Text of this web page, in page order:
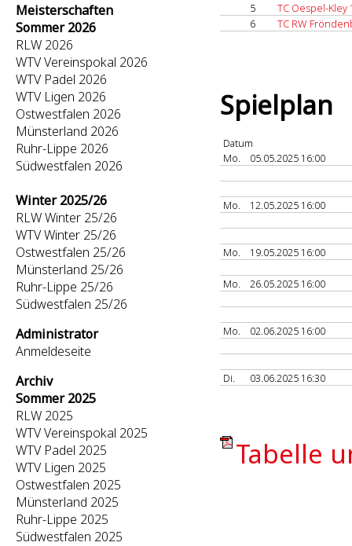
Meisterschaften
Sommer 2026
RLW 2026
WTV Vereinspokal 2026
WTV Padel 2026
WTV Ligen 2026
Ostwestfalen 2026
Münsterland 2026
Ruhr-Lippe 2026
Südwestfalen 2026
Winter 2025/26
RLW Winter 25/26
WTV Winter 25/26
Ostwestfalen 25/26
Münsterland 25/26
Ruhr-Lippe 25/26
Südwestfalen 25/26
Administrator
Anmeldeseite
Archiv
Sommer 2025
RLW 2025
WTV Vereinspokal 2025
WTV Padel 2025
WTV Ligen 2025
Ostwestfalen 2025
Münsterland 2025
Ruhr-Lippe 2025
Südwestfalen 2025
5
TC Oespel-Kley
6
TC RW
Spielplan
Datum
Mo.
05.05.2025 16:00
Mo. 12.05.2025 16:00
Mo. 19.05.2025 16:00
Mo. 26.05.2025 16:00
Mo. 02.06.2025 16:00
Di. 03.06.2025 16:30
Tabelle